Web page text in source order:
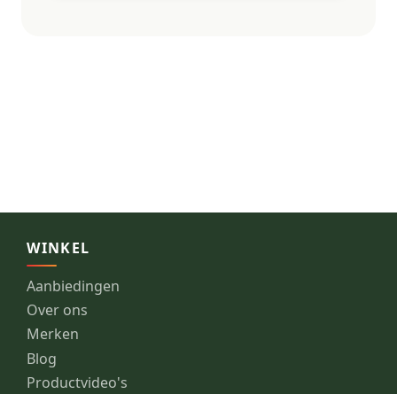
WINKEL
Aanbiedingen
Over ons
Merken
Blog
Productvideo's